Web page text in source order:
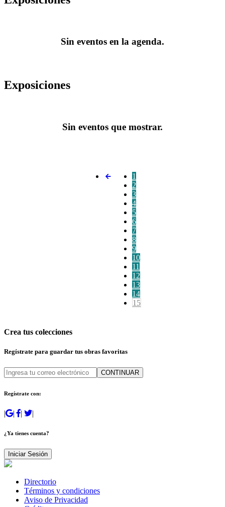
Sin eventos en la agenda.
Exposiciones
Sin eventos que mostrar.
1
2
3
4
5
6
7
8
9
10
11
12
13
14
15
Crea tus colecciones
Regístrate para guardar tus obras favoritas
CONTINUAR
Regístrate con:
| | | |
¿Ya tienes cuenta?
Iniciar Sesión
Directorio
Términos y condiciones
Aviso de Privacidad